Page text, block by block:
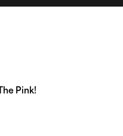
Pink!